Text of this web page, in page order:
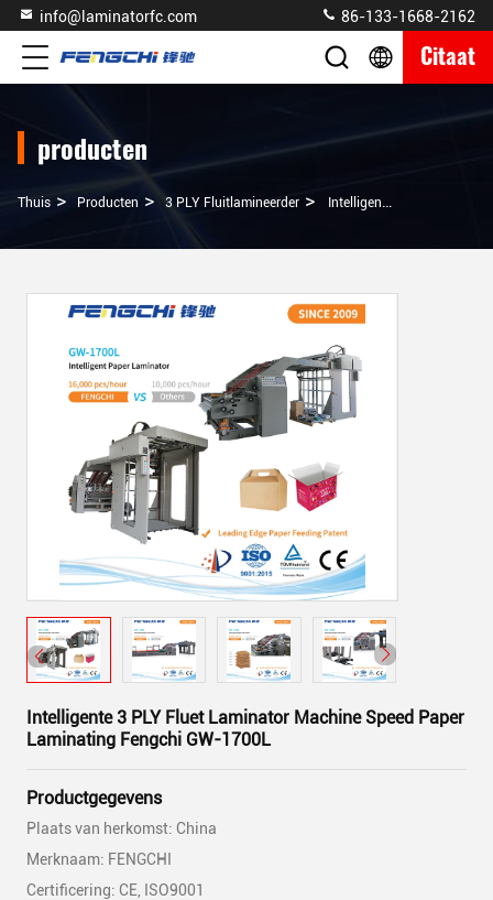
info@laminatorfc.com 86-133-1668-2162
Citaat
producten
Thuis > Producten > 3 PLY Fluitlamineerder > Intelligente 3 PLY Fluet Laminator Machine Speed Paper Laminating Fengchi GW-1700L
Intelligente 3 PLY Fluet Laminator Machine Speed Paper
Laminating Fengchi GW-1700L
Productgegevens
Plaats van herkomst: China
Merknaam: FENGCHI
Certificering: CE, ISO9001